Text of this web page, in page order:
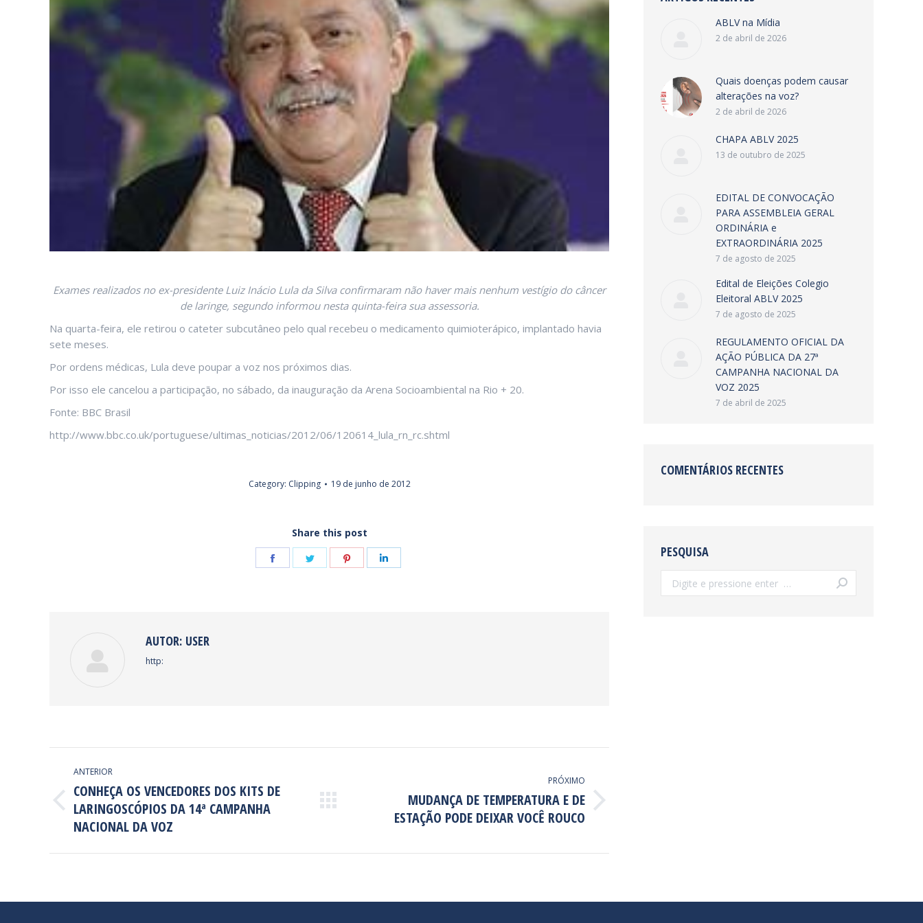
Exames realizados no ex-presidente Luiz Inácio Lula da Silva confirmaram não haver mais nenhum vestígio do câncer
de laringe, segundo informou nesta quinta-feira sua assessoria.
Na quarta-feira, ele retirou o cateter subcutâneo pelo qual recebeu o medicamento quimioterápico, implantado havia
sete meses.
Por ordens médicas, Lula deve poupar a voz nos próximos dias.
Por isso ele cancelou a participação, no sábado, da inauguração da Arena Socioambiental na Rio + 20.
Fonte: BBC Brasil
http://www.bbc.co.uk/portuguese/ultimas_noticias/2012/06/120614_lula_rn_rc.shtml
Category: Clipping 19 de junho de 2012
Share this post
Share
Share
Share
AUTOR: USER
http:
NAVEGAÇÃO
DE
POST:
ANTERIOR
Post
anterior:
CONHEÇA OS VENCEDORES DOS KITS DE
LARINGOSCÓPIOS DA 14ª CAMPANHA
NACIONAL DA VOZ
PRÓXIMO
MUDANÇA DE TEMPERATURA E DE
ESTAÇÃO PODE DEIXAR VOCÊ ROUCO
ABLV na Mídia
2 de abril de 2026
Quais doenças podem causar
alterações na voz?
2 de abril de 2026
CHAPA ABLV 2025
13 de outubro de 2025
EDITAL DE CONVOCAÇÃO
PARA ASSEMBLEIA GERAL
ORDINÁRIA e
EXTRAORDINÁRIA 2025
7 de agosto de 2025
Edital de Eleições Colegio
Eleitoral ABLV 2025
7 de agosto de 2025
REGULAMENTO OFICIAL DA
AÇÃO PÚBLICA DA 27ª
CAMPANHA NACIONAL DA
VOZ 2025
7 de abril de 2025
COMENTÁRIOS RECENTES
PESQUISA
Search: